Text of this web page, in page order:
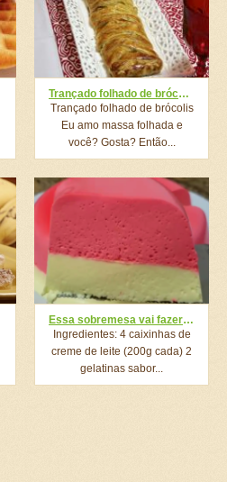
Trançado folhado de brócolis
Trançado folhado de brócolis
Eu amo massa folhada e
você? Gosta? Então...
Essa sobremesa vai fazer sucesso na sua família! Apenas 2 ingredientes sobremesa fácil e rápida!!
Ingredientes: 4 caixinhas de
creme de leite (200g cada) 2
gelatinas sabor...